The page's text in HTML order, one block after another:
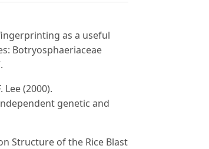
as a useful
Botryosphaeriaceae
Lee (2000).
genetic and
Structure of the Rice Blast